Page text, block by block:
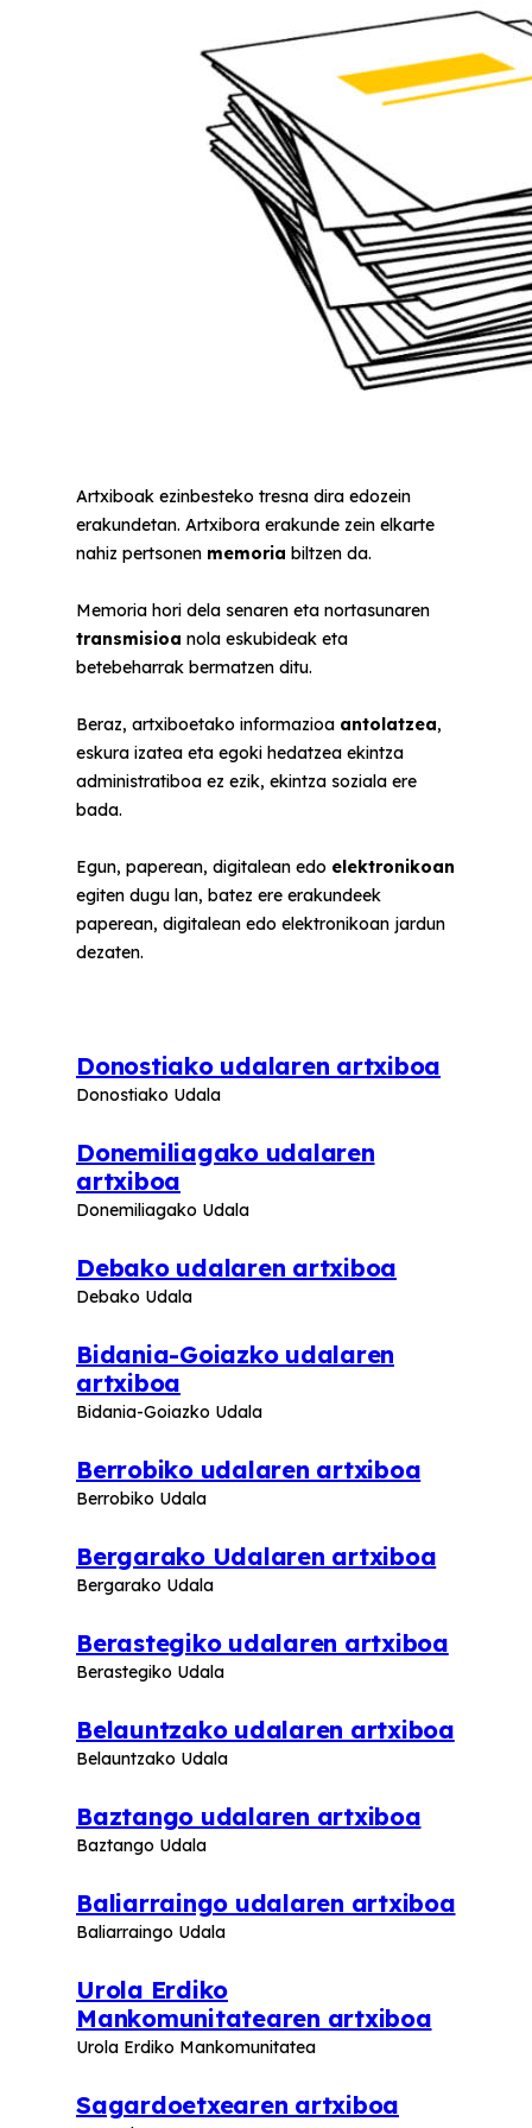
Donostiako udalaren artxiboa
Donostiako Udala
Donemiliagako udalaren
artxiboa
Donemiliagako Udala
Debako udalaren artxiboa
Debako Udala
Bidania-Goiazko udalaren
artxiboa
Bidania-Goiazko Udala
Berrobiko udalaren artxiboa
Berrobiko Udala
Bergarako Udalaren artxiboa
Bergarako Udala
Berastegiko udalaren artxiboa
Berastegiko Udala
Belauntzako udalaren artxiboa
Belauntzako Udala
Baztango udalaren artxiboa
Baztango Udala
Baliarraingo udalaren artxiboa
Baliarraingo Udala
Urola Erdiko
Mankomunitatearen artxiboa
Urola Erdiko Mankomunitatea
Sagardoetxearen artxiboa
Artxiboak ezinbesteko tresna dira edozein
erakundetan. Artxibora erakunde zein elkarte
nahiz pertsonen memoria biltzen da.
Memoria hori dela senaren eta nortasunaren
transmisioa nola eskubideak eta
betebeharrak bermatzen ditu.
Beraz, artxiboetako informazioa antolatzea,
eskura izatea eta egoki hedatzea ekintza
administratiboa ez ezik, ekintza soziala ere
bada.
Egun, paperean, digitalean edo elektronikoan
egiten dugu lan, batez ere erakundeek
paperean, digitalean edo elektronikoan jardun
dezaten.